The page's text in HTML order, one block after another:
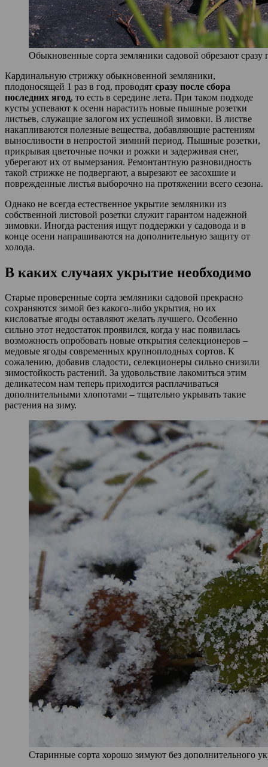
Обыкновенные сорта земляники садовой обрезают сразу
Кардинальную стрижку обыкновенной земляники,
плодоносящей 1 раз в год, проводят сразу после сбора
последних ягод, то есть в середине лета. При таком подходе
кусты успевают к осени нарастить новые пышные розетки
листьев, служащие залогом их успешной зимовки. В листве
накапливаются полезные вещества, добавляющие растениям
выносливости в непростой зимний период. Пышные розетки,
прикрывая цветочные почки и рожки и задерживая снег,
уберегают их от вымерзания. Ремонтантную разновидность
такой стрижке не подвергают, а вырезают ее засохшие и
поврежденные листья выборочно на протяжении всего сезона.
Однако не всегда естественное укрытие земляники из
собственной листовой розетки служит гарантом надежной
зимовки. Иногда растения ищут поддержки у садовода и в
конце осени напрашиваются на дополнительную защиту от
холода.
В каких случаях укрытие необходимо
Старые проверенные сорта земляники садовой прекрасно
сохраняются зимой без какого-либо укрытия, но их
кисловатые ягоды оставляют желать лучшего. Особенно
сильно этот недостаток проявился, когда у нас появилась
возможность опробовать новые открытия селекционеров –
медовые ягоды современных крупноплодных сортов. К
сожалению, добавив сладости, селекционеры сильно снизили
зимостойкость растений. За удовольствие лакомиться этим
деликатесом нам теперь приходится расплачиваться
дополнительными хлопотами – тщательно укрывать такие
растения на зиму.
Старинные сорта хорошо зимуют без дополнительного